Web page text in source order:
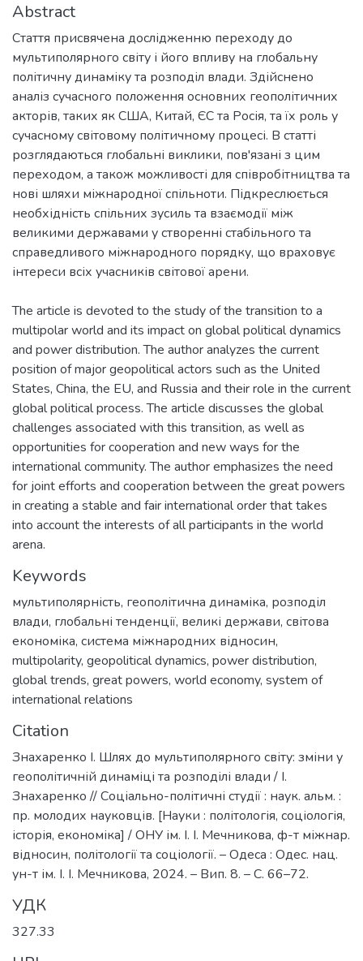
Abstract
Стаття присвячена дослідженню переходу до
мультиполярного світу і його впливу на глобальну
політичну динаміку та розподіл влади. Здійснено
аналіз сучасного положення основних геополітичних
акторів, таких як США, Китай, ЄС та Росія, та їх роль у
сучасному світовому політичному процесі. В статті
розглядаються глобальні виклики, пов'язані з цим
переходом, а також можливості для співробітництва та
нові шляхи міжнародної спільноти. Підкреслюється
необхідність спільних зусиль та взаємодії між
великими державами у створенні стабільного та
справедливого міжнародного порядку, що враховує
The article is devoted to the study of the transition to a
multipolar world and its impact on global political dynamics
and power distribution. The author analyzes the current
position of major geopolitical actors such as the United
States, China, the EU, and Russia and their role in the current
global political process. The article discusses the global
challenges associated with this transition, as well as
opportunities for cooperation and new ways for the
international community. The author emphasizes the need
for joint efforts and cooperation between the great powers
in creating a stable and fair international order that takes
into account the interests of all participants in the world
arena.
Keywords
мультиполярність, геополітична динаміка, розподіл
влади, глобальні тенденції, великі держави, світова
економіка, система міжнародних відносин,
multipolarity, geopolitical dynamics, power distribution,
global trends, great powers, world economy, system of
international relations
Citation
Знахаренко І. Шлях до мультиполярного світу: зміни у
геополітичній динаміці та розподілі влади / І.
Знахаренко // Соціально-політичні студії : наук. альм. :
пр. молодих науковців. [Науки : політологія, соціологія,
історія, економіка] / ОНУ ім. І. І. Мечникова, ф-т міжнар.
відносин, політології та соціології. – Одеса : Одес. нац.
ун-т ім. І. І. Мечникова, 2024. – Вип. 8. – С. 66–72.
УДК
327.33